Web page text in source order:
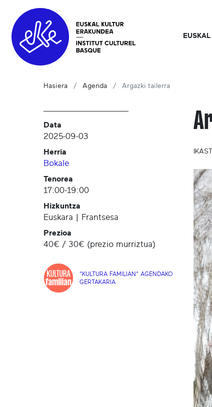
Hasiera Agenda Argazki tailerra
Data
2025-09-03
Herria
Bokale
Tenorea
17:00-19:00
Hizkuntza
Euskara | Frantsesa
Prezioa
40€ / 30€ (prezio murriztua)
"KULTURA FAMILIAN" AGENDAKO
GERTAKARIA